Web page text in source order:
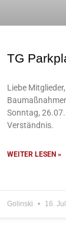
TG
Liebe
Sonntag,
Verständnis.
WEITER LESEN »
Golinski 16.